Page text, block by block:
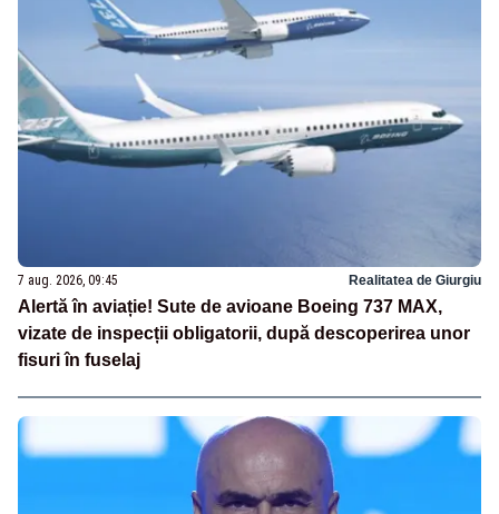
7 aug. 2026, 09:45 Realitatea de Giurgiu
Alertă în aviație! Sute de avioane Boeing 737 MAX,
vizate de inspecții obligatorii, după descoperirea unor
fisuri în fuselaj